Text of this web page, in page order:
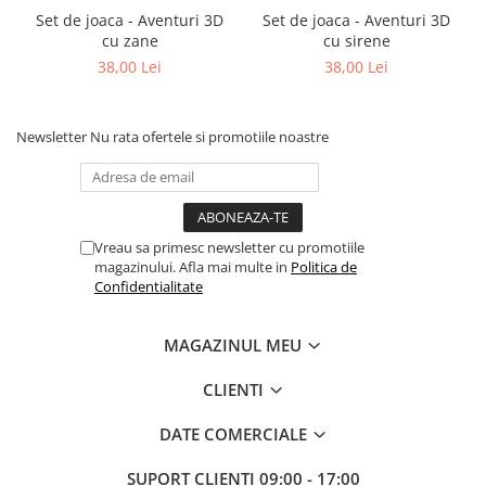
Set de joaca - Aventuri 3D
cu zane
38,00 Lei
Set de joaca - Aventuri 3D
cu sirene
38,00 Lei
Newsletter Nu rata ofertele si promotiile noastre
Vreau sa primesc newsletter cu promotiile
magazinului. Afla mai multe in Politica de
Confidentialitate
MAGAZINUL MEU
CLIENTI
DATE COMERCIALE
SUPORT CLIENTI 09:00 - 17:00